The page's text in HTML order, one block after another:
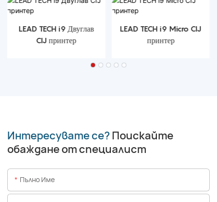
LEAD TECH i9 Двуглав
CIJ принтер
LEAD TECH i9 Micro CIJ
принтер
Интересувате се? Поискайте
обаждане от специалист
Пълно Име